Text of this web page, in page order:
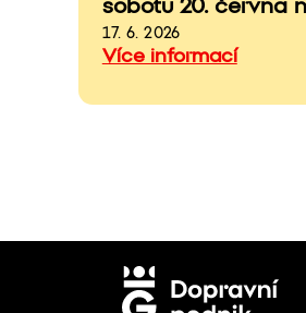
sobotu 20. června
17. 6. 2026
Více informací